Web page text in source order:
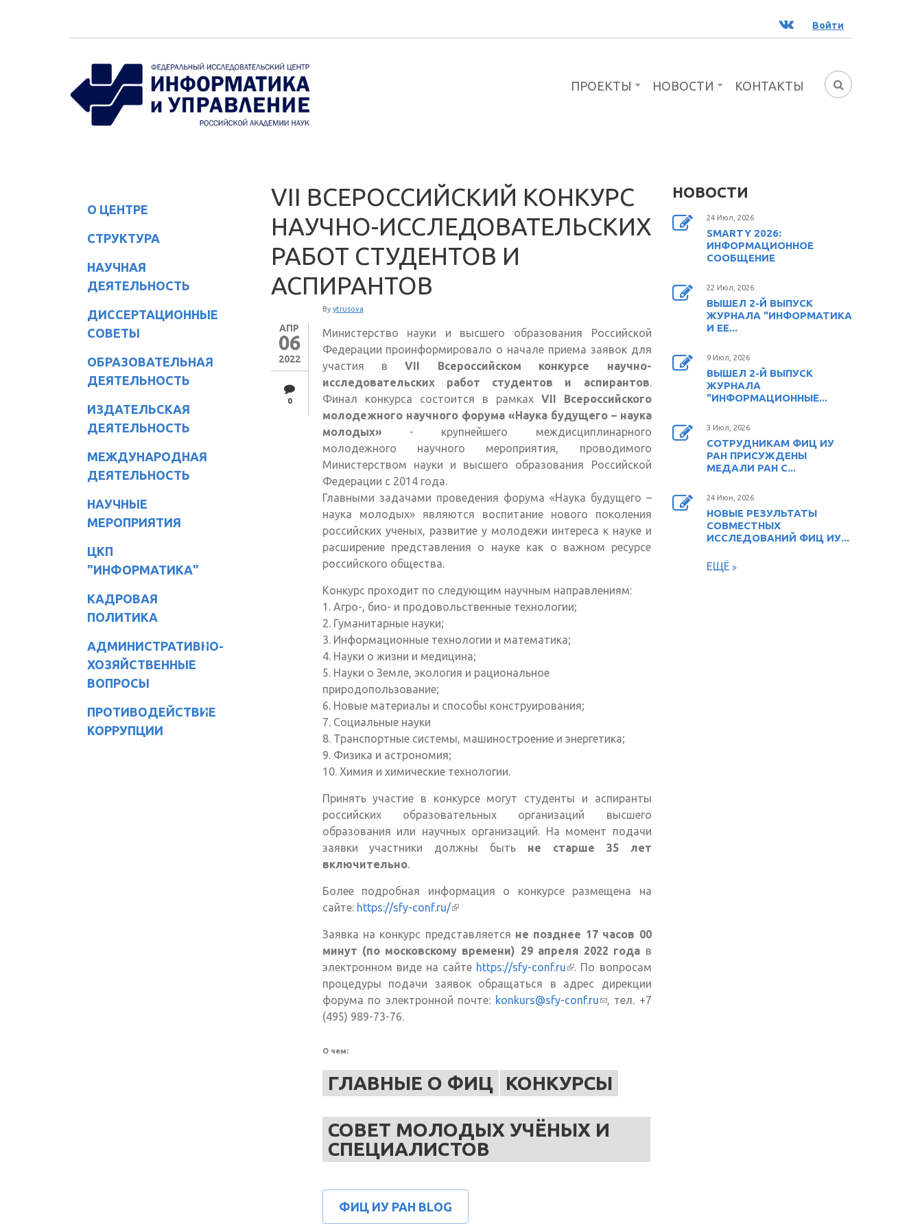
ВК Войти
ФОРМА
ПРОЕКТЫ НОВОСТИ КОНТАКТЫ
О ЦЕНТРЕ
СТРУКТУРА
НАУЧНАЯ
ДЕЯТЕЛЬНОСТЬ
ДИССЕРТАЦИОННЫЕ
СОВЕТЫ
ОБРАЗОВАТЕЛЬНАЯ
ДЕЯТЕЛЬНОСТЬ
ИЗДАТЕЛЬСКАЯ
ДЕЯТЕЛЬНОСТЬ
МЕЖДУНАРОДНАЯ
ДЕЯТЕЛЬНОСТЬ
НАУЧНЫЕ
МЕРОПРИЯТИЯ
ЦКП
"ИНФОРМАТИКА"
КАДРОВАЯ
ПОЛИТИКА
АДМИНИСТРАТИВНО-
ХОЗЯЙСТВЕННЫЕ
ВОПРОСЫ
ПРОТИВОДЕЙСТВИЕ
КОРРУПЦИИ
VII ВСЕРОССИЙСКИЙ КОНКУРС
НАУЧНО-ИССЛЕДОВАТЕЛЬСКИХ
РАБОТ СТУДЕНТОВ И
АСПИРАНТОВ
АПР
06
2022
0
By ytrusova
Министерство науки и высшего образования Российской
Федерации проинформировало о начале приема заявок для
участия вVII Всероссийском конкурсе научно-
исследовательских работ студентов и аспирантов.
Финал конкурса состоится в рамках VII Всероссийского
молодежного научного форума «Наука будущего – наука
молодых» - крупнейшего междисциплинарного
молодежного научного мероприятия, проводимого
Министерством науки и высшего образования Российской
Федерации с 2014 года.
Главными задачами проведения форума «Наука будущего –
наука молодых» являются воспитание нового поколения
российских ученых, развитие у молодежи интереса к науке и
расширение представления о науке как о важном ресурсе
российского общества.
Конкурс проходит по следующим научным направлениям:
1. Агро-, био- и продовольственные технологии;
2. Гуманитарные науки;
3. Информационные технологии и математика;
4. Науки о жизни и медицина;
5. Науки о Земле, экология и рациональное
природопользование;
6. Новые материалы и способы конструирования;
7. Социальные науки
8. Транспортные системы, машиностроение и энергетика;
9. Физика и астрономия;
10. Химия и химические технологии.
Принять участие в конкурсе могут студенты и аспиранты
российских образовательных организаций высшего
образования или научных организаций. На момент подачи
заявки участники должны быть не старше 35 лет
включительно.
Более подробная информация о конкурсе размещена на
сайте: https://sfy-conf.ru/(внешняя ссылка)
Заявка на конкурс представляется не позднее 17 часов 00
минут (по московскому времени) 29 апреля 2022 года в
электронном виде на сайте https://sfy-conf.ru(внешняя
ссылка)
. По вопросам
процедуры подачи заявок обращаться в адрес дирекции
форума по электронной почте: konkurs@sfy-conf.ru(ссылка
, тел. +7
(495) 989-73-76.
О чем:
ГЛАВНЫЕ О ФИЦ КОНКУРСЫ
СОВЕТ МОЛОДЫХ УЧЁНЫХ И
СПЕЦИАЛИСТОВ
ФИЦ ИУ РАН BLOG
НОВОСТИ
24 Июл, 2026
SMARTY 2026:
ИНФОРМАЦИОННОЕ
СООБЩЕНИЕ
22 Июл, 2026
ВЫШЕЛ 2-Й ВЫПУСК
ЖУРНАЛА "ИНФОРМАТИКА
И ЕЕ...
9 Июл, 2026
ВЫШЕЛ 2-Й ВЫПУСК
ЖУРНАЛА
"ИНФОРМАЦИОННЫЕ...
3 Июл, 2026
СОТРУДНИКАМ ФИЦ ИУ
РАН ПРИСУЖДЕНЫ
МЕДАЛИ РАН С...
24 Июн, 2026
НОВЫЕ РЕЗУЛЬТАТЫ
СОВМЕСТНЫХ
ИССЛЕДОВАНИЙ ФИЦ ИУ...
ЕЩЁ